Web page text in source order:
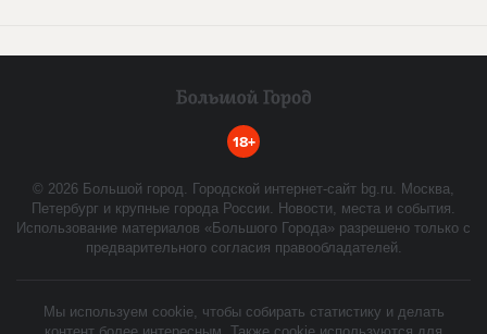
18+
© 2026 Большой город. Городской интернет-сайт bg.ru. Москва,
Петербург и крупные города России. Новости, места и события.
Использование материалов «Большого Города» разрешено только с
предварительного согласия правообладателей.
Мы используем cookie, чтобы собирать статистику и делать